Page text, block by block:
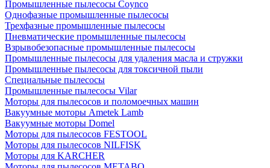
Промышленные пылесосы Coynco
Однофазные промышленные пылесосы
Трехфазные промышленные пылесосы
Пневматические промышленные пылесосы
Взрывобезопасные промышленные пылесосы
Промышленные пылесосы для удаления масла и стружки
Промышленные пылесосы для токсичной пыли
Специальные пылесосы
Промышленные пылесосы Vilar
Моторы для пылесосов и поломоечных машин
Вакуумные моторы Ametek Lamb
Вакуумные моторы Domel
Моторы для пылесосов FESTOOL
Моторы для пылесосов NILFISK
Моторы для KARCHER